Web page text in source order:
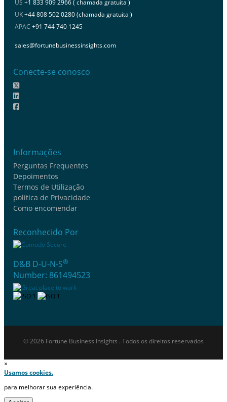
US +1 833 909 2966 ( chamada gratuita )
UK+44 808 502 0280 (chamada gratuita )
APAC +91 744 740 1245
sales@fortunebusinessinsights.com
Conecte-se conosco
Informações
Perguntas Frequentes
Depoimentos
Termos de Utilização
política de Privacidade
Como encomendar
Reconhecido Por
D&B D-U-N-S®
Number: 861494523
© 2026 Fortune Business Insights . Todos os direitos reservados
×
Usamos cookies.
para melhorar sua experiência.